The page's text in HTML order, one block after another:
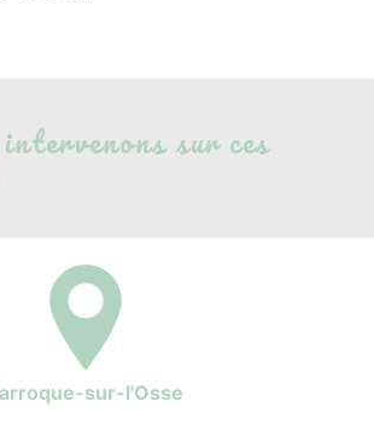
sur ces
sur-l'Osse